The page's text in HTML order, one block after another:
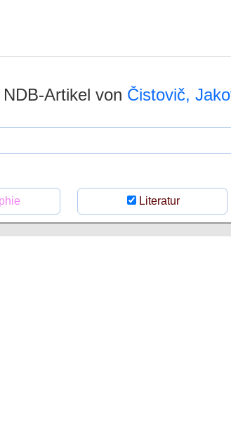
Artikel von Čistovič,
Literatur